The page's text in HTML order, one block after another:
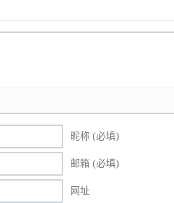
昵称 (必填)
邮箱 (必填)
网址